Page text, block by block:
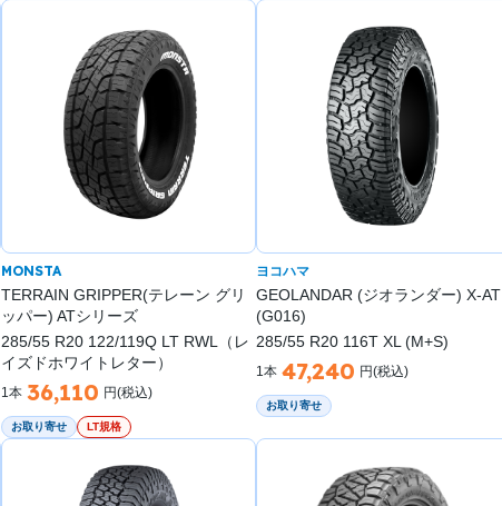
MONSTA
TERRAIN GRIPPER(テレーン グリ
ッパー) ATシリーズ
285/55 R20 122/119Q LT RWL（レ
イズドホワイトレター）
1本 36,110 円(税込)
お取り寄せ LT規格
ヨコハマ
GEOLANDAR (ジオランダー) X-AT
(G016)
285/55 R20 116T XL (M+S)
1本 47,240 円(税込)
お取り寄せ